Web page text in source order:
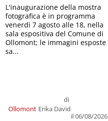
Ollomont
di
Erika David
il 06/08/2026
L'inaugurazione della mostra
fotografica è in programma
venerdì 7 agosto alle 18, nella
sala espositiva del Comune di
Ollomont; le immagini esposte
sa...